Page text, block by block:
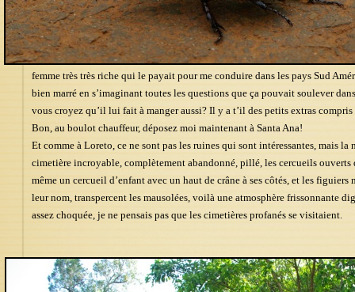
femme très très riche qui le payait pour me conduire dans les pays Sud
bien marré en s’imaginant toutes les questions que ça pouvait soulever
vous croyez qu’il lui fait à manger aussi? Il y a t’il des petits extras
Bon, au boulot chauffeur, déposez moi maintenant à Santa Ana!
Et comme à Loreto, ce ne sont pas les ruines qui sont intéressantes, mais
cimetière incroyable, complètement abandonné, pillé, les cercueils ouverts
même un cercueil d’enfant avec un haut de crâne à ses côtés, et les
leur nom, transpercent les mausolées, voilà une atmosphère frissonnante
assez choquée, je ne pensais pas que les cimetières profanés se visitaient.